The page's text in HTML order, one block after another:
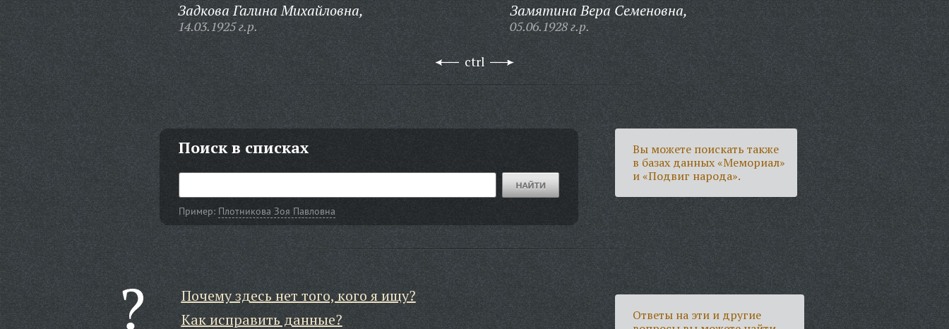
Задкова Галина Михайловна,
14.03.1925 г.р.
Замятина Вера Семеновна,
05.06.1928 г.р.
ctrl
Поиск в списках
Пример: Плотникова Зоя Павловна
Вы можете поискать также
в базах данных «Мемориал»
и «Подвиг народа».
Почему здесь нет того, кого я ищу?
Как исправить данные?
Ответы на эти и другие